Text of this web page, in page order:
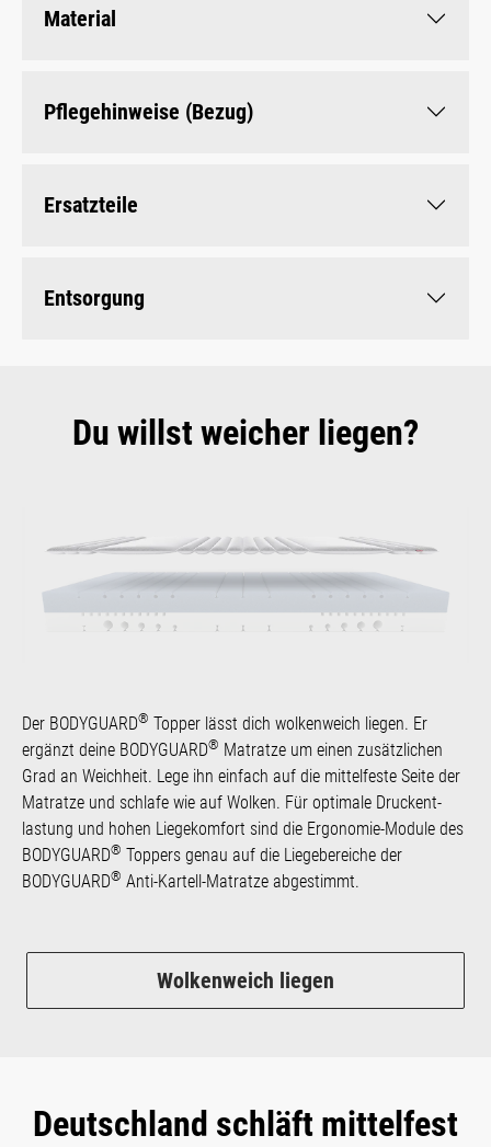
Material
Pflegehinweise (Bezug)
Ersatzteile
Entsorgung
Du willst weicher liegen?
Der BODYGUARD® Topper lässt dich wolkenweich liegen. Er
ergänzt deine BODYGUARD® Matratze um einen zusätzlichen
Grad an Weich­heit. Lege ihn einfach auf die mittelfeste Seite der
Matratze und schlafe wie auf Wolken. Für optimale Druck­ent­
lastung und hohen Liege­komfort sind die Ergo­no­mie-Module des
BODYGUARD® Toppers genau auf die Liegebereiche der
BODYGUARD® Anti-Kartell-Matratze abgestimmt.
Wolkenweich liegen
Deutschland schläft mittelfest